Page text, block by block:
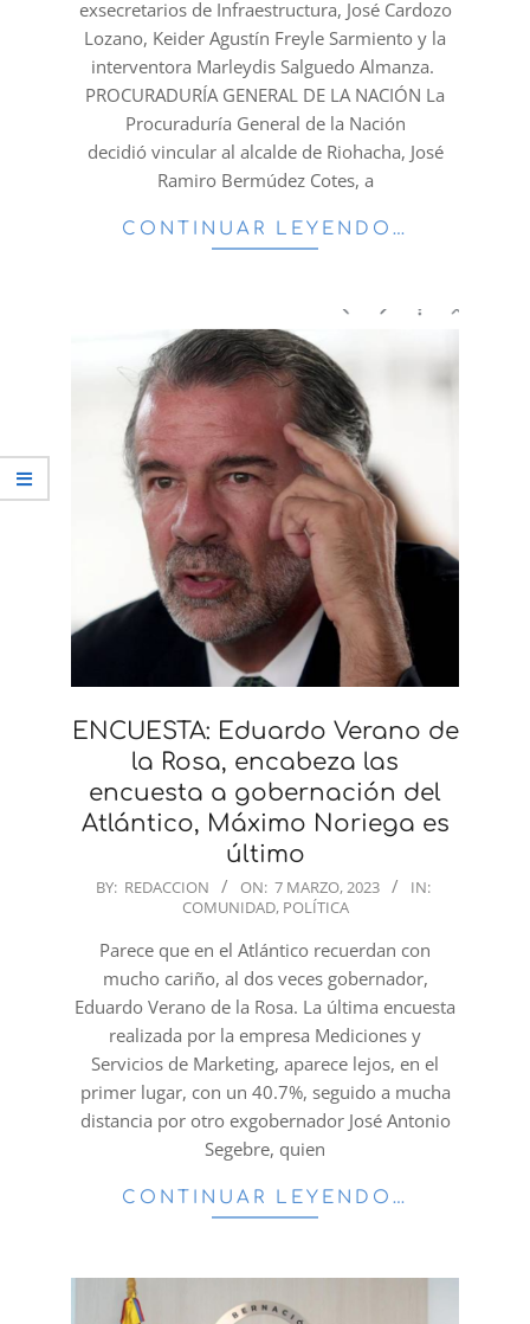
exsecretarios de Infraestructura, José Cardozo
Lozano, Keider Agustín Freyle Sarmiento y la
interventora Marleydis Salguedo Almanza.
PROCURADURÍA GENERAL DE LA NACIÓN La
Procuraduría General de la Nación
decidió vincular al alcalde de Riohacha, José
Ramiro Bermúdez Cotes, a
CONTINUAR LEYENDO…
ENCUESTA: Eduardo Verano de
la Rosa, encabeza las
encuesta a gobernación del
Atlántico, Máximo Noriega es
último
2023-
BY: REDACCION ON: 7 MARZO, 2023
IN:
COMUNIDAD, POLÍTICA
Parece que en el Atlántico recuerdan con
mucho cariño, al dos veces gobernador,
Eduardo Verano de la Rosa. La última encuesta
realizada por la empresa Mediciones y
Servicios de Marketing, aparece lejos, en el
primer lugar, con un 40.7%, seguido a mucha
distancia por otro exgobernador José Antonio
Segebre, quien
CONTINUAR LEYENDO…